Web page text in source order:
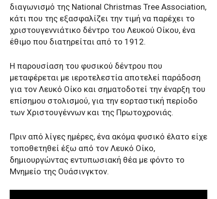
διαγωνισμό της National Christmas Tree Association,
κάτι που της εξασφαλίζει την τιμή να παρέχει το
χριστουγεννιάτικο δέντρο του Λευκού Οίκου, ένα
έθιμο που διατηρείται από το 1912.
Η παρουσίαση του φυσικού δέντρου που
μεταφέρεται με ιεροτελεστία αποτελεί παράδοση
για τον Λευκό Οίκο και σηματοδοτεί την έναρξη του
επίσημου στολισμού, για την εορταστική περίοδο
των Χριστουγέννων και της Πρωτοχρονιάς.
Πριν από λίγες ημέρες, ένα ακόμα φυσικό έλατο είχε
τοποθετηθεί έξω από τον Λευκό Οίκο,
δημιουργώντας εντυπωσιακή θέα με φόντο το
Μνημείο της Ουάσινγκτον.